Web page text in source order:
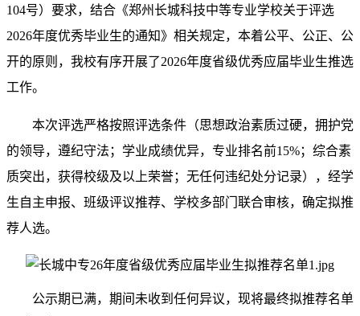
104号）要求， 结合《郑州长城科技中等专业学校关于评选
2026年度优秀毕业生的通知》相关规定，本着公平、公正、公
开的原则，我校有序开展了2026年度省级优秀应届毕业生推选
工作。
本次评选严格按照评选条件（思想政治素质过硬，拥护党
的领导，遵纪守法；学业成绩优异，专业排名前15%；综合素
质突出，获得校级及以上荣誉；无任何违纪处分记录）， 经学
生自主申报、班级评议推荐、学校多部门联合审核，确定拟推
荐人选。
公示期已满，期间未收到任何异议，现将最终拟推荐名单